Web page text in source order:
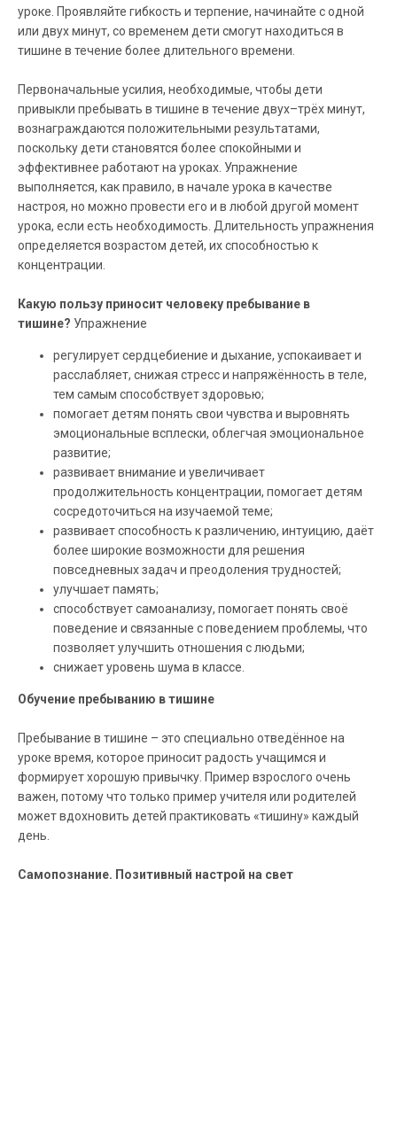
уроке. Проявляйте гибкость и терпение, начинайте с одной
или двух минут, со временем дети смогут находиться в
тишине в течение более длительного времени.
Первоначальные усилия, необходимые, чтобы дети
привыкли пребывать в тишине в течение двух–трёх минут,
вознаграждаются положительными результатами,
поскольку дети становятся более спокойными и
эффективнее работают на уроках. Упражнение
выполняется, как правило, в начале урока в качестве
настроя, но можно провести его и в любой другой момент
урока, если есть необходимость. Длительность упражнения
определяется возрастом детей, их способностью к
концентрации.
Какую пользу приносит человеку пребывание в
тишине? Упражнение
регулирует сердцебиение и дыхание, успокаивает и
расслабляет, снижая стресс и напряжённость в теле,
тем самым способствует здоровью;
помогает детям понять свои чувства и выровнять
эмоциональные всплески, облегчая эмоциональное
развитие;
развивает внимание и увеличивает
продолжительность концентрации, помогает детям
сосредоточиться на изучаемой теме;
развивает способность к различению, интуицию, даёт
более широкие возможности для решения
повседневных задач и преодоления трудностей;
улучшает память;
способствует самоанализу, помогает понять своё
поведение и связанные с поведением проблемы, что
позволяет улучшить отношения с людьми;
снижает уровень шума в классе.
Обучение пребыванию в тишине
Пребывание в тишине – это специально отведённое на
уроке время, которое приносит радость учащимся и
формирует хорошую привычку. Пример взрослого очень
важен, потому что только пример учителя или родителей
может вдохновить детей практиковать «тишину» каждый
день.
Самопознание. Позитивный настрой на свет